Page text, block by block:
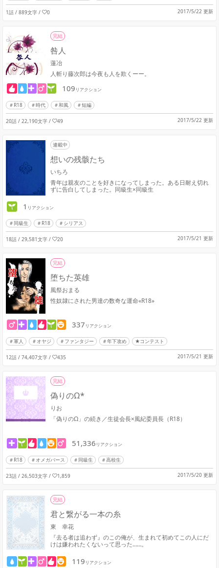
1話 / 889文字 / 0 2017/5/22 更新
完結
咎人
蓮冶
人斬り藤次郎は今夜も人を欺くーー。
109 リアクション
R18 時代 和風 短編
20話 / 22,190文字 / 49 2017/5/22 更新
連載中
想いの残骸たち
いちろ
青年は親友のことを好きになってしまった。ある日耐え切れ
ずに告白してしまった。同級生×同級生
1 リアクション
同級生 R18 シリアス
18話 / 29,581文字 / 20 2017/5/21 更新
完結
堕ちた英雄
風祭おまる
性奴隷にされた男達の数奇な運命«R18»
337 リアクション
軍人 オヤジ ファンタジー 年下攻め ★コンテスト
12話 / 74,407文字 / 435 2017/5/21 更新
完結
偽りのΩ*
りお
「偽りのΩ」の続き／生徒会長×風紀委員長（R18）
51,336 リアクション
R18 オメガバース 同級生 高校生
23話 / 26,503文字 / 1,859 2017/5/20 更新
完結
君と繋がる一本の糸
東 幸花
『去る者は追わず』のこの俺が、生まれて初めてこの人にだ
けは嫌われたくないって思った……。
119 リアクション